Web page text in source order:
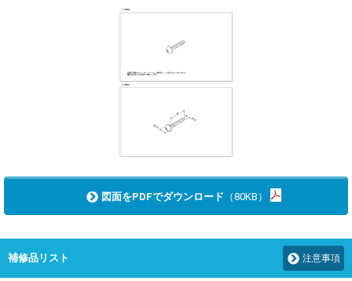
図面をPDFでダウンロード （80KB）
補修品リスト 注意事項